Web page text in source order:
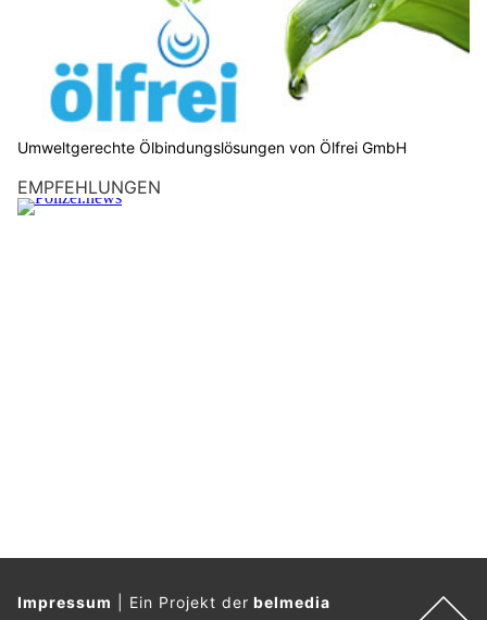
03.07.26 VON POLIZEI.NEWS REDAKTION
Beim Überholen eines Velofahrers verlor eine Automobilistin
Dabei überschlug sich der Wagen im angrenzenden Feld. Sie
Splügen GR: Fahrzeug stürzt Abhang hinunter –